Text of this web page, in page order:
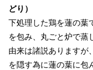
どり）
下処理した鶏を蓮の
を包み、丸ごと炉で蒸
由来は諸説ありますが
を隠す為に蓮の葉に包